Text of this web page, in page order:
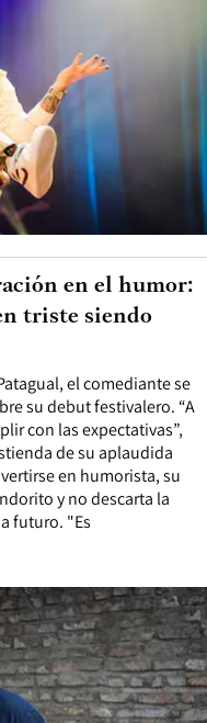
el comediante se
su debut festivalero. “A
con las expectativas”,
de su aplaudida
en humorista, su
y no descarta la
futuro. "Es
en el humor:
triste siendo